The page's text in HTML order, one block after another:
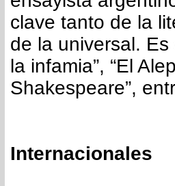
clave tanto de la
de la universal.
la infamia”, “El
Shakespeare”,
Internacionales